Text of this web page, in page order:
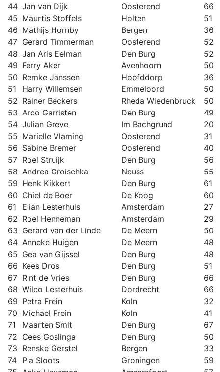
44 Jan van Dijk Oosterend
66
45 Maurtis Stoffels Holten
51
46 Mathijs Hornby Bergen
36
47 Gerard Timmerman Oosterend
52
48 Jan Aris Eelman Den Burg
52
49 Ferry Aker Avenhoorn
50
50 Remke Janssen Hoofddorp
36
51
Harry Willemsen Emmeloord
50
52 Rainer Beckers Rheda Wiedenbruck
50
53 Arco Garristen Den Burg
49
54 Julian Greve Im Bachgrund
20
55 Marielle Vlaming Oosterend
31
56 Sabine Bremer Oosterend
40
57 Roel Struijk Den Burg
56
58 Andrea Groischka Neuss
55
59 Henk Kikkert Den Burg
61
60 Chiel de Boer De Koog
60
61
Elian Lesterhuis Amsterdam
27
62 Roel Henneman Amsterdam
29
63 Gerard van der Linde De Meern
50
64 Anneke Huigen De Meern
48
65 Gea van Gijssel Den Burg
48
66 Kees Dros Den Burg
51
67 Rint de Vries Den Burg
66
68 Wilco Lesterhuis Dordrecht
66
69 Petra Frein Koln
32
70 Michael Frein Koln
41
71
Maarten Smit Den Burg
67
72 Cees Goslinga Den Burg
50
73 Renske Gerstel Bergen
33
74 Pia Sloots Groningen
59